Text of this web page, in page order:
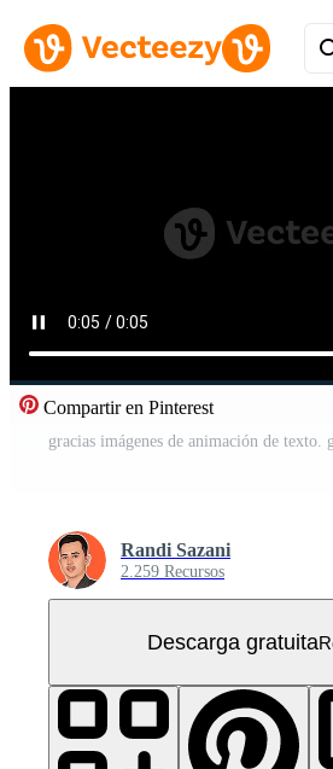
Compartir en Pinterest
Randi Sazani
2.259 Recursos
Descarga gratuita